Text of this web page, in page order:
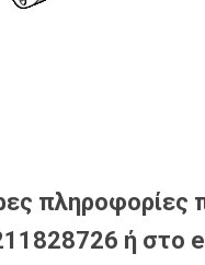
ή στο